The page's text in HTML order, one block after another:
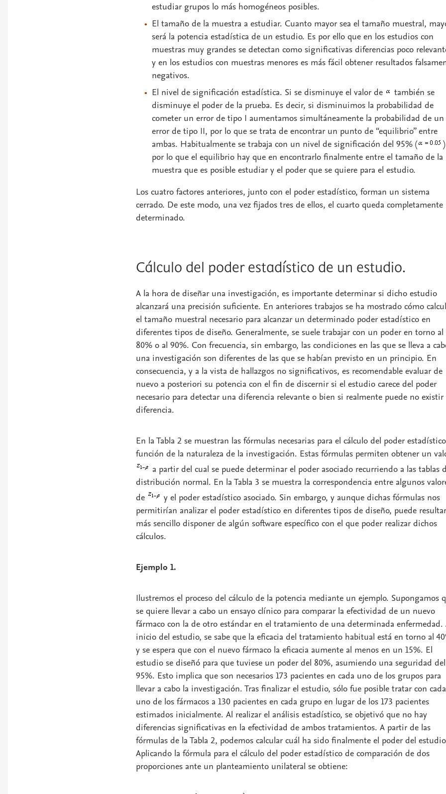
estudiar grupos lo más homogéneos posibles.
El tamaño de la muestra a estudiar. Cuanto mayor sea el tamaño muestral,
será la potencia estadística de un estudio. Es por ello que en los estudios con
muestras muy grandes se detectan como significativas diferencias poco
y en los estudios con muestras menores es más fácil obtener resultados
negativos.
El nivel de significación estadística. Si se disminuye el valor de
también se
disminuye el poder de la prueba. Es decir, si disminuimos la probabilidad de
cometer un error de tipo I aumentamos simultáneamente la probabilidad de un
error de tipo II, por lo que se trata de encontrar un punto de “equilibrio” entre
ambas. Habitualmente se trabaja con un nivel de significación del 95% (
por lo que el equilibrio hay que en encontrarlo finalmente entre el tamaño de la
muestra que es posible estudiar y el poder que se quiere para el estudio.
Los cuatro factores anteriores, junto con el poder estadístico, forman un sistema
cerrado. De este modo, una vez fijados tres de ellos, el cuarto queda completamente
determinado.
Cálculo del poder estadístico de un estudio.
A la hora de diseñar una investigación, es importante determinar si dicho estudio
alcanzará una precisión suficiente. En anteriores trabajos se ha mostrado cómo
el tamaño muestral necesario para alcanzar un determinado poder estadístico en
diferentes tipos de diseño. Generalmente, se suele trabajar con un poder en torno al
80% o al 90%. Con frecuencia, sin embargo, las condiciones en las que se lleva a
una investigación son diferentes de las que se habían previsto en un principio. En
consecuencia, y a la vista de hallazgos no significativos, es recomendable evaluar de
nuevo a posteriori su potencia con el fin de discernir si el estudio carece del poder
necesario para detectar una diferencia relevante o bien si realmente puede no existir
diferencia.
En la Tabla 2 se muestran las fórmulas necesarias para el cálculo del poder
función de la naturaleza de la investigación. Estas fórmulas permiten obtener un
a partir del cual se puede determinar el poder asociado recurriendo a las tablas
distribución normal. En la Tabla 3 se muestra la correspondencia entre algunos
de
y el poder estadístico asociado. Sin embargo, y aunque dichas fórmulas nos
permitirían analizar el poder estadístico en diferentes tipos de diseño, puede resultar
más sencillo disponer de algún software específico con el que poder realizar dichos
cálculos.
Ejemplo 1.
Ilustremos el proceso del cálculo de la potencia mediante un ejemplo. Supongamos
se quiere llevar a cabo un ensayo clínico para comparar la efectividad de un nuevo
fármaco con la de otro estándar en el tratamiento de una determinada enfermedad.
inicio del estudio, se sabe que la eficacia del tratamiento habitual está en torno al
y se espera que con el nuevo fármaco la eficacia aumente al menos en un 15%. El
estudio se diseñó para que tuviese un poder del 80%, asumiendo una seguridad del
95%. Esto implica que son necesarios 173 pacientes en cada uno de los grupos para
llevar a cabo la investigación. Tras finalizar el estudio, sólo fue posible tratar con cada
uno de los fármacos a 130 pacientes en cada grupo en lugar de los 173 pacientes
estimados inicialmente. Al realizar el análisis estadístico, se objetivó que no hay
diferencias significativas en la efectividad de ambos tratamientos. A partir de las
fórmulas de la Tabla 2, podemos calcular cuál ha sido finalmente el poder del
Aplicando la fórmula para el cálculo del poder estadístico de comparación de dos
proporciones ante un planteamiento unilateral se obtiene: